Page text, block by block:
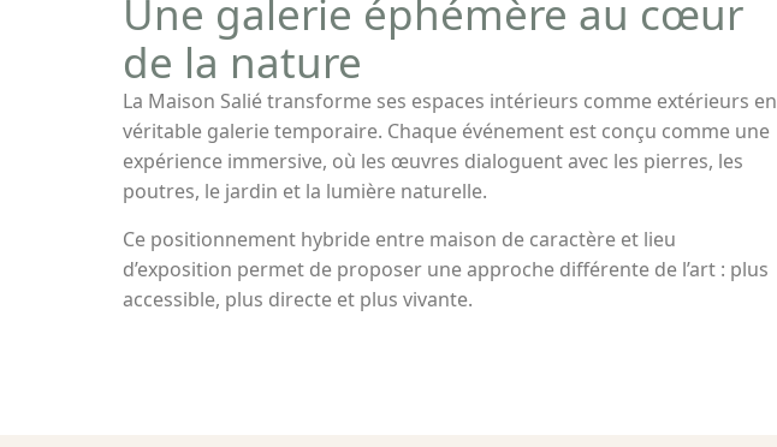
Une galerie éphémère au cœur
de la nature
La Maison Salié transforme ses espaces intérieurs comme extérieurs en
véritable galerie temporaire. Chaque événement est conçu comme une
expérience immersive, où les œuvres dialoguent avec les pierres, les
poutres, le jardin et la lumière naturelle.
Ce positionnement hybride entre maison de caractère et lieu
d’exposition permet de proposer une approche différente de l’art : plus
accessible, plus directe et plus vivante.